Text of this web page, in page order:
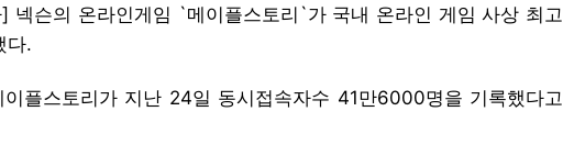
넥슨의 온라인게임 `메이플스토리`가 국내 온라인 게임 사상 최고
다.
플스토리가 지난 24일 동시접속자수 41만6000명을 기록했다고